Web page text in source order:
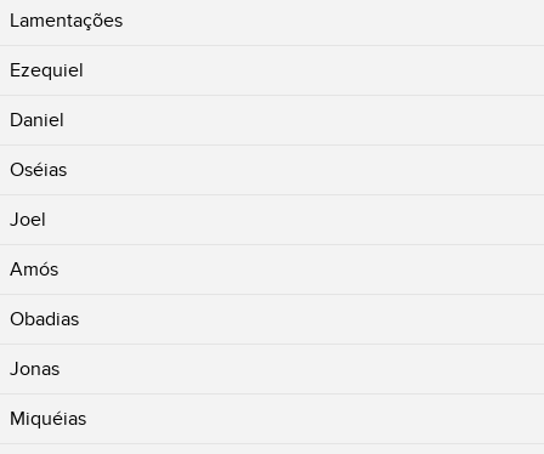
Lamentações
Ezequiel
Daniel
Oséias
Joel
Amós
Obadias
Jonas
Miquéias